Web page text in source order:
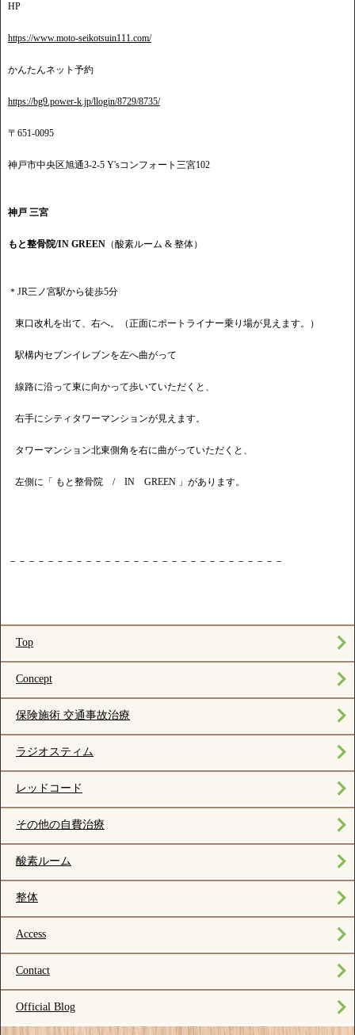
HP
https://www.moto-seikotsuin111.com/
かんたんネット予約
https://bg9.power-k.jp/llogin/8729/8735/
〒651-0095
神戸市中央区旭通3-2-5 Y'sコンフォート三宮102
神戸 三宮
もと整骨院/IN GREEN （酸素ルーム & 整体）
＊JR三ノ宮駅から徒歩5分
東口改札を出て、右へ。（正面にポートライナー乗り場が見えます。）
駅構内セブンイレブンを左へ曲がって
線路に沿って東に向かって歩いていただくと、
右手にシティタワーマンションが見えます。
タワーマンション北東側角を右に曲がっていただくと、
左側に「 もと整骨院 / IN GREEN 」があります。
－－－－－－－－－－－－－－－－－－－－－－－－－－－－－
Top
Concept
保険施術 交通事故治療
ラジオスティム
レッドコード
その他の自費治療
酸素ルーム
整体
Access
Contact
Official Blog